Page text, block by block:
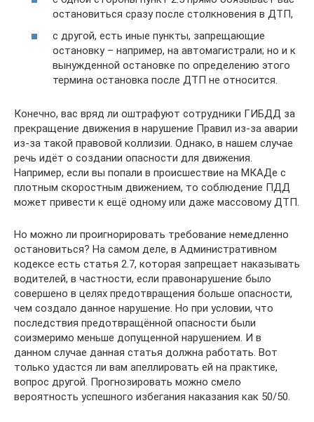
остановиться сразу после столкновения в ДТП,
с другой, есть иные пункты, запрещающие
остановку – например, на автомагистрали; но и к
вынужденной остановке по определению этого
термина остановка после ДТП не относится.
Конечно, вас вряд ли оштрафуют сотрудники ГИБДД за
прекращение движения в нарушение Правил из-за аварии
из-за такой правовой коллизии. Однако, в нашем случае
речь идёт о создании опасности для движения.
Например, если вы попали в происшествие на МКАДе с
плотным скоростным движением, то соблюдение ПДД
может привести к ещё одному или даже массовому ДТП.
Но можно ли проигнорировать требование немедленно
остановиться? На самом деле, в Административном
кодексе есть статья 2.7, которая запрещает наказывать
водителей, в частности, если правонарушение было
совершено в целях предотвращения больше опасности,
чем создало данное нарушение. Но при условии, что
последствия предотвращённой опасности были
соизмеримо меньше допущенной нарушением. И в
данном случае данная статья должна работать. Вот
только удастся ли вам апеллировать ей на практике,
вопрос другой. Прогнозировать можно смело
вероятность успешного избегания наказания как 50/50.